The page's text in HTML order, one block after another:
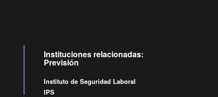
Instituciones relacionadas:
Previsión
Instituto de Seguridad Laboral
IPS